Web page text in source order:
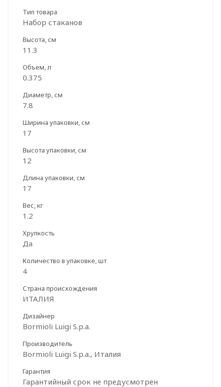
Тип товара
Набор стаканов
Высота, см
11.3
Объем, л
0.375
Диаметр, см
7.8
Ширина упаковки, см
17
Высота упаковки, см
12
Длина упаковки, см
17
Вес, кг
1.2
Хрупкость
Да
Количество в упаковке, шт
4
Страна происхождения
ИТАЛИЯ
Дизайнер
Bormioli Luigi S.p.a.
Производитель
Bormioli Luigi S.p.a., Италия
Гарантия
Гарантийный срок не предусмотрен